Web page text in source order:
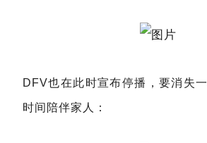
DFV也在此时宣布停播，要消失
时间陪伴家人：